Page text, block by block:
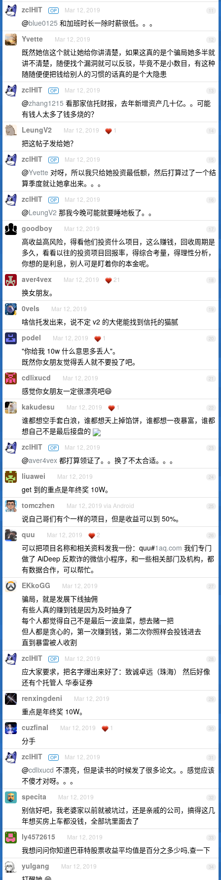
11
zclHIT OP Mar 12, 2019
@blue0125 和加班时长一除时薪很低。。。
12
Yvette Mar 12, 2019
既然她信这个就让她给你讲清楚，如果这真的是个骗局她多半就
讲不清楚，随便找个漏洞就可以反驳，毕竟不是小数目，有这种
随随便便把钱给别人的习惯的话真的是个大隐患
13
zclHIT OP Mar 12, 2019
@zhang1215 看那家信托财报，去年新增资产几十亿。。可能
有钱人太多了钱多烧的？
14
LeungV2 Mar 12, 2019 1
把这帖子发给她？
15
zclHIT OP Mar 12, 2019
@Yvette 对呀，所以我只给她投资最低额，然后打算过了一个结
算季度就让她拿出来。。。
16
zclHIT OP Mar 12, 2019
@LeungV2 那我今晚可能就要睡地板了。。
17
goodboy Mar 12, 2019
高收益高风险，得看他们投资什么项目，这么赚钱，回收周期是
多久，看看以往的投资项目回报率，得综合考量，得理性分析，
你想的是利息，别人可是盯着你的本金呢。
18
aver4vex Mar 12, 2019 21
换女朋友。
19
0vels Mar 12, 2019
啥信托发出来，说不定 v2 的大佬能找到信托的猫腻
20
podel Mar 12, 2019 1
"你给我 10w 什么意思多丢人"。
既然你女朋友觉得丢人就不要投了吧。
21
cdlixucd Mar 12, 2019
感觉你女朋友一定很漂亮吧😄
22
kakudesu Mar 12, 2019 1
谁都想空手套白浪，谁都想天上掉馅饼，谁都想一夜暴富，谁都
想自己不是最后接盘的
23
zclHIT OP Mar 12, 2019
@aver4vex 都打算领证了。。换了不太合适。。。
24
liuawei Mar 12, 2019
get 到的重点是年终奖 10W。
25
tomczhen Mar 12, 2019 via Android
说自己哥们有个一样的项目，但是收益可以到 50%。
26
quu Mar 12, 2019 2
可以把项目名称和相关资料发我一份：quu#1aq.com 我们专门
做了 AiDeep 反欺诈的微信小程序，和一些相关部门及机构，都
有数据合作，可以帮忙。
27
EKkoGG Mar 12, 2019
骗局，就是发展下线抽佣
有些人真的赚到钱是因为及时抽身了
每个人都觉得自己不是最后一波韭菜，想去赌一把
但人都是贪心的，第一次赚到钱，第二次你照样会投钱进去
直到暴雷被人收割
28
zclHIT OP Mar 12, 2019
应大家要求，把名字爆出来好了：致诚卓远（珠海） 然后好像
还有个托管人 华泰证券
29
renxingdeni Mar 12, 2019
重点是年终奖 10W。
30
cuzfinal Mar 12, 2019 1
分手
31
zclHIT OP Mar 12, 2019
@cdlixucd 不漂亮，但是读书的时候发了很多论文。。感觉应该
不傻才对呀。。。
32
specita Mar 12, 2019
别信好吧，我老婆家以前就被坑过，还是亲戚的公司，搞得这几
年想买房上车都没钱，全部坑里面去了
33
ly4572615 Mar 12, 2019
我想问问你知道巴菲特股票收益平均值是百分之多少吗,查一下
34
yulgang Mar 12, 2019